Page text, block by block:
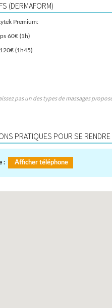
(DERMAFORM)
Premium:
60€ (1h)
(1h45)
pas un des types de massages
PRATIQUES POUR SE RENDRE
: Afficher téléphone